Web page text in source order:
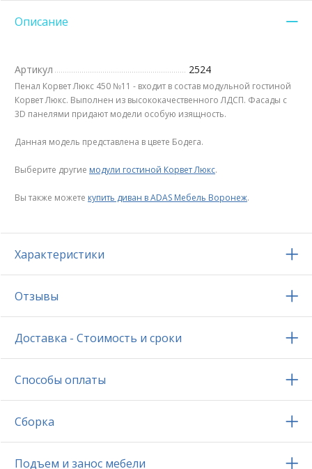
Описание
Артикул 2524
Пенал Корвет Люкс 450 №11 - входит в состав модульной гостиной
Корвет Люкс. Выполнен из высококачественного ЛДСП. Фасады с
3D панелями придают модели особую изящность.
Данная модель представлена в цвете Бодега.
Выберите другие модули гостиной Корвет Люкс.
Вы также можете купить диван в ADAS Мебель Воронеж.
Характеристики
Отзывы
Доставка - Стоимость и сроки
Способы оплаты
Сборка
Подъем и занос мебели